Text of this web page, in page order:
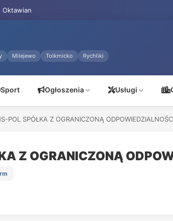
Oktawian
Milejewo Tolkmicko Rychliki
Sport Ogłoszenia Usługi
POL SPÓŁKA Z OGRANICZONĄ
Z OGRANICZONĄ